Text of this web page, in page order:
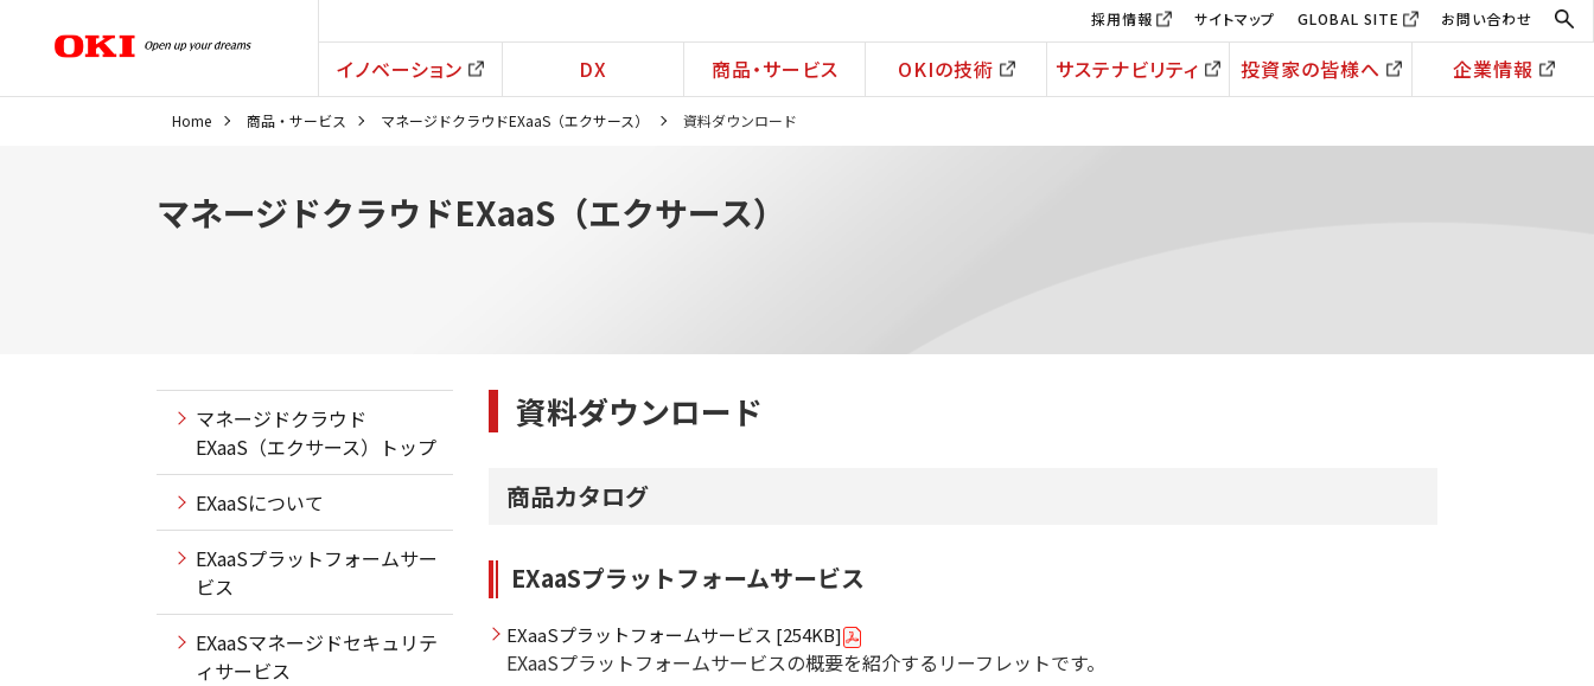
採用情報 サイトマップ GLOBAL SITE お問い合わせ
イノベーション DX 商品・サービス OKIの技術 サステナビリティ 投資家の皆様へ 企業情報
Home 商品・サービス マネージドクラウドEXaaS（エクサース） 資料ダウンロード
マネージドクラウドEXaaS（エクサース）
資料ダウンロード
商品カタログ
EXaaSプラットフォームサービス
EXaaSプラットフォームサービス [254KB]
EXaaSプラットフォームサービスの概要を紹介するリーフレットです。
マネージドクラウド
EXaaS（エクサース）トップ
EXaaSについて
EXaaSプラットフォームサー
ビス
EXaaSマネージドセキュリテ
ィサービス